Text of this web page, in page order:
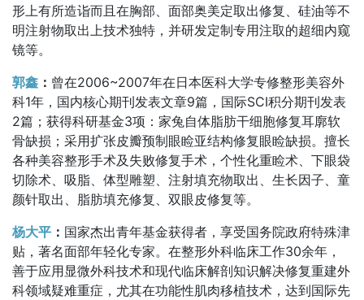
形上有所造诣而且在胸部、面部奥美定取出修复、硅油等不
明注射物取出上技术独特，并研发定制专用注取的超细内窥
镜等。
郭鑫 ： 曾在2006~2007年在日本医科大学专修整形美容外
科1年，国内核心期刊发表文章9篇，国际SCI积分期刊发表
2篇；获得科研基金3项：家兔自体脂肪干细胞修复耳廓软
骨缺损；采用扩张皮瓣预制眼睑亚结构修复眼睑缺损。擅长
各种美容整形手术及失败修复手术，个性化重睑术、下眼袋
切除术、吸脂、体型雕塑、注射填充物取出、生长因子、童
颜针取出、脂肪填充修复、双眼皮修复等。
杨大平 ： 国家杰出青年基金获得者，享受国务院政府特殊津
贴，著名面部年轻化专家。在整形外科临床工作30余年，
善于应用显微外科技术和现代临床解剖知识解决修复重建外
科领域疑难重症，尤其在功能性肌肉移植技术，达到国际先